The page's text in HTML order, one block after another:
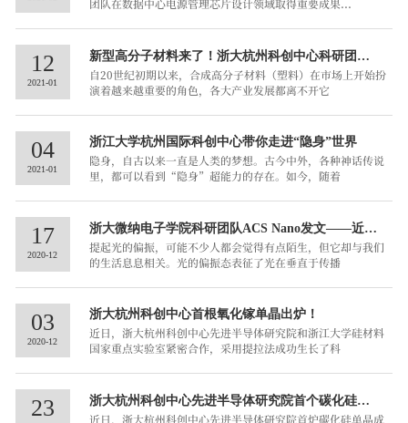
团队在数据中心电源管理芯片设计领域取得重要成果...
12
2021-01
新型高分子材料来了！浙大杭州科创中心科研团队
《Chemical Revie...
自20世纪初期以来，合成高分子材料（塑料）在市场上开始扮
演着越来越重要的角色，各大产业发展都离不开它
04
2021-01
浙江大学杭州国际科创中心带你走进“隐身”世界
隐身，自古以来一直是人类的梦想。古今中外，各种神话传说
里，都可以看到“隐身”超能力的存在。如今，随着
17
2020-12
浙大微纳电子学院科研团队ACS Nano发文——近红
外光偏振探测仪：超...
提起光的偏振，可能不少人都会觉得有点陌生，但它却与我们
的生活息息相关。光的偏振态表征了光在垂直于传播
03
2020-12
浙大杭州科创中心首根氧化镓单晶出炉！
近日，浙大杭州科创中心先进半导体研究院和浙江大学硅材料
国家重点实验室紧密合作，采用提拉法成功生长了科
23
浙大杭州科创中心先进半导体研究院首个碳化硅单
近日，浙大杭州科创中心先进半导体研究院首炉碳化硅单晶成